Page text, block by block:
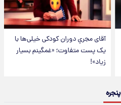
آقای مجریِ دوران کودکی خیلی‌ها با
یک پست متفاوت؛ «غمگینم بسیار
زیاد»!
پنجره